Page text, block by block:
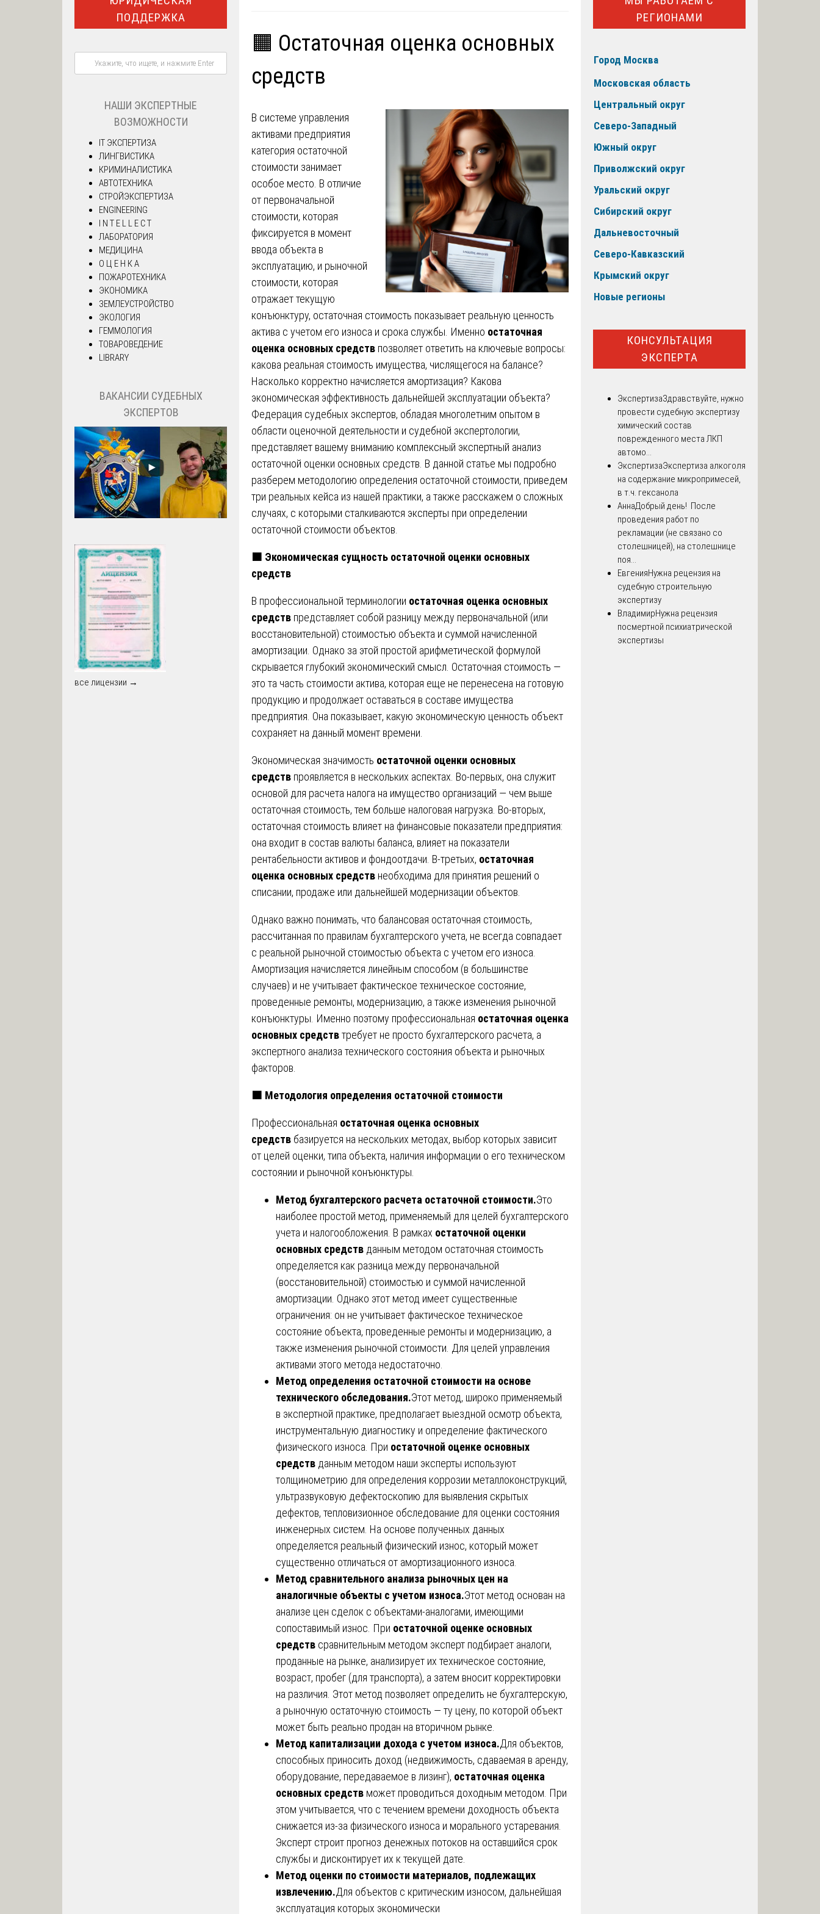
🟧 Остаточная оценка основных
средств
В системе управления
активами предприятия
категория остаточной
стоимости занимает
особое место. В отличие
от первоначальной
стоимости, которая
фиксируется в момент
ввода объекта в
эксплуатацию, и рыночной
стоимости, которая
отражает текущую
конъюнктуру, остаточная стоимость показывает реальную ценность
актива с учетом его износа и срока службы. Именно остаточная
оценка основных средств позволяет ответить на ключевые вопросы:
какова реальная стоимость имущества, числящегося на балансе?
Насколько корректно начисляется амортизация? Какова
экономическая эффективность дальнейшей эксплуатации объекта?
Федерация судебных экспертов, обладая многолетним опытом в
области оценочной деятельности и судебной экспертологии,
представляет вашему вниманию комплексный экспертный анализ
остаточной оценки основных средств. В данной статье мы подробно
разберем методологию определения остаточной стоимости, приведем
три реальных кейса из нашей практики, а также расскажем о сложных
случаях, с которыми сталкиваются эксперты при определении
остаточной стоимости объектов.
🟧 Экономическая сущность остаточной оценки основных
средств
В профессиональной терминологии остаточная оценка основных
средств представляет собой разницу между первоначальной (или
восстановительной) стоимостью объекта и суммой начисленной
амортизации. Однако за этой простой арифметической формулой
скрывается глубокий экономический смысл. Остаточная стоимость —
это та часть стоимости актива, которая еще не перенесена на готовую
продукцию и продолжает оставаться в составе имущества
предприятия. Она показывает, какую экономическую ценность объект
сохраняет на данный момент времени.
Экономическая значимость остаточной оценки основных
средств проявляется в нескольких аспектах. Во-первых, она служит
основой для расчета налога на имущество организаций — чем выше
остаточная стоимость, тем больше налоговая нагрузка. Во-вторых,
остаточная стоимость влияет на финансовые показатели предприятия:
она входит в состав валюты баланса, влияет на показатели
рентабельности активов и фондоотдачи. В-третьих, остаточная
оценка основных средств необходима для принятия решений о
списании, продаже или дальнейшей модернизации объектов.
Однако важно понимать, что балансовая остаточная стоимость,
рассчитанная по правилам бухгалтерского учета, не всегда совпадает
с реальной рыночной стоимостью объекта с учетом его износа.
Амортизация начисляется линейным способом (в большинстве
случаев) и не учитывает фактическое техническое состояние,
проведенные ремонты, модернизацию, а также изменения рыночной
конъюнктуры. Именно поэтому профессиональная остаточная оценка
основных средствтребует не просто бухгалтерского расчета, а
экспертного анализа технического состояния объекта и рыночных
факторов.
🟧 Методология определения остаточной стоимости
Профессиональная остаточная оценка основных
средств базируется на нескольких методах, выбор которых зависит
от целей оценки, типа объекта, наличия информации о его техническом
состоянии и рыночной конъюнктуры.
Метод бухгалтерского расчета остаточной стоимости.Это
наиболее простой метод, применяемый для целей бухгалтерского
учета и налогообложения. В рамках остаточной оценки
основных средств данным методом остаточная стоимость
определяется как разница между первоначальной
(восстановительной) стоимостью и суммой начисленной
амортизации. Однако этот метод имеет существенные
ограничения: он не учитывает фактическое техническое
состояние объекта, проведенные ремонты и модернизацию, а
также изменения рыночной стоимости. Для целей управления
активами этого метода недостаточно.
Метод определения остаточной стоимости на основе
технического обследования.Этот метод, широко применяемый
в экспертной практике, предполагает выездной осмотр объекта,
инструментальную диагностику и определение фактического
физического износа. При остаточной оценке основных
средств данным методом наши эксперты используют
толщинометрию для определения коррозии металлоконструкций,
ультразвуковую дефектоскопию для выявления скрытых
дефектов, тепловизионное обследование для оценки состояния
инженерных систем. На основе полученных данных
определяется реальный физический износ, который может
существенно отличаться от амортизационного износа.
Метод сравнительного анализа рыночных цен на
аналогичные объекты с учетом износа.Этот метод основан на
анализе цен сделок с объектами-аналогами, имеющими
сопоставимый износ. При остаточной оценке основных
средств сравнительным методом эксперт подбирает аналоги,
проданные на рынке, анализирует их техническое состояние,
возраст, пробег (для транспорта), а затем вносит корректировки
на различия. Этот метод позволяет определить не бухгалтерскую,
а рыночную остаточную стоимость — ту цену, по которой объект
может быть реально продан на вторичном рынке.
Метод капитализации дохода с учетом износа.Для объектов,
способных приносить доход (недвижимость, сдаваемая в аренду,
оборудование, передаваемое в лизинг), остаточная оценка
основных средств может проводиться доходным методом. При
этом учитывается, что с течением времени доходность объекта
снижается из-за физического износа и морального устаревания.
Эксперт строит прогноз денежных потоков на оставшийся срок
службы и дисконтирует их к текущей дате.
Метод оценки по стоимости материалов, подлежащих
извлечению.Для объектов с критическим износом, дальнейшая
эксплуатация которых экономически
ПОДДЕРЖКА
НАШИ ЭКСПЕРТНЫЕ
ВОЗМОЖНОСТИ
IT ЭКСПЕРТИЗА
ЛИНГВИСТИКА
КРИМИНАЛИСТИКА
АВТОТЕХНИКА
СТРОЙЭКСПЕРТИЗА
ENGINEERING
I N T E L L E C T
ЛАБОРАТОРИЯ
МЕДИЦИНА
О Ц Е Н К А
ПОЖАРОТЕХНИКА
ЭКОНОМИКА
ЗЕМЛЕУСТРОЙСТВО
ЭКОЛОГИЯ
ГЕММОЛОГИЯ
ТОВАРОВЕДЕНИЕ
LIBRARY
ВАКАНСИИ СУДЕБНЫХ
ЭКСПЕРТОВ
все лицензии →
РЕГИОНАМИ
Город Москва
Московская область
Центральный округ
Северо-Западный
Южный округ
Приволжский округ
Уральский округ
Сибирский округ
Дальневосточный
Северо-Кавказский
Крымский округ
Новые регионы
КОНСУЛЬТАЦИЯ
ЭКСПЕРТА
ЭкспертизаЗдравствуйте, нужно
провести судебную экспертизу
химический состав
поврежденного места ЛКП
автомо...
ЭкспертизаЭкспертиза алкоголя
на содержание микропримесей,
в т.ч. гексанола
АннаДобрый день! После
проведения работ по
рекламации (не связано со
столешницей), на столешнице
поя...
ЕвгенияНужна рецензия на
судебную строительную
экспертизу
ВладимирНужна рецензия
посмертной психиатрической
экспертизы